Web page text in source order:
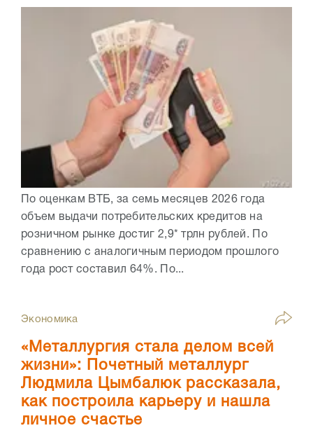
По оценкам ВТБ, за семь месяцев 2026 года
объем выдачи потребительских кредитов на
розничном рынке достиг 2,9* трлн рублей. По
сравнению с аналогичным периодом прошлого
года рост составил 64%. По...
Экономика
«Металлургия стала делом всей
жизни»: Почетный металлург
Людмила Цымбалюк рассказала,
как построила карьеру и нашла
личное счастье